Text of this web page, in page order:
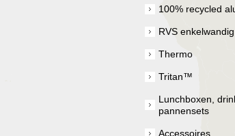
100% recycled
RVS enkelwandig
Thermo
Tritan™
Lunchboxen,
pannensets
Accessoires